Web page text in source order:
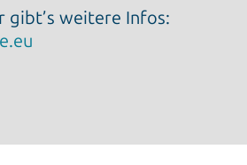
gibt’s weitere Infos: